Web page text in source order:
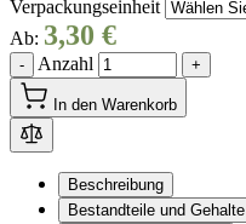
Verpackungseinheit
Ab: 3,30 €
- Anzahl +
In den Warenkorb
Beschreibung
Bestandteile und Gehalte